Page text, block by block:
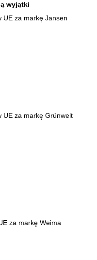
wyjątki
UE za markę Jansen
UE za markę Grünwelt
za markę Weima